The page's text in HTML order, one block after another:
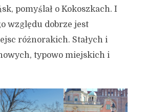
pomyślał o Kokoszkach. I
względu dobrze jest
różnorakich. Stałych i
typowo miejskich i